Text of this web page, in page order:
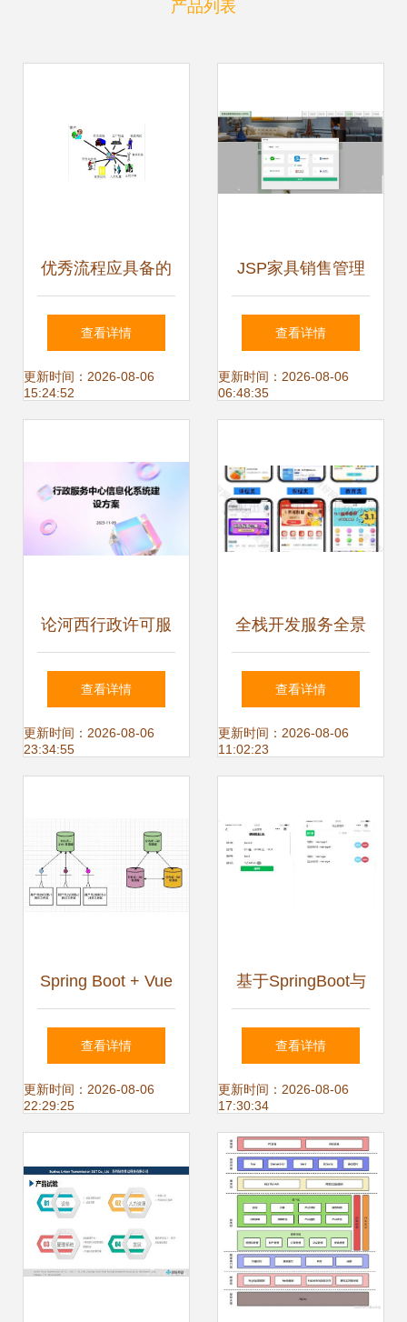
产品列表
优秀流程应具备的
基本条件 程序与系
统开发视角
查看详情
更新时间：2026-08-06
15:24:52
JSP家具销售管理
系统设计与开发 从
源码到部署的完整
查看详情
更新时间：2026-08-06
06:48:35
论河西行政许可服
务中心办公自动化
开发项目 程序与系
查看详情
更新时间：2026-08-06
23:34:55
全栈开发服务全景
从App到物联网，
从ERP到可视化大
查看详情
更新时间：2026-08-06
11:02:23
Spring Boot + Vue
+ Element UI 开发
个人博客项目实战
署到Gitee与系统开
发管理
查看详情
更新时间：2026-08-06
22:29:25
基于SpringBoot与
微信小程序的小区
物业管理系统设计
与开发
查看详情
更新时间：2026-08-06
17:30:34